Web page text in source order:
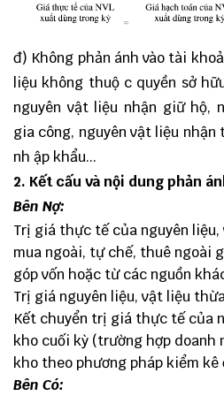
đ) Không phản ánh vào tài
liệu không thuộ c quyền sở
nguyên vật liệu nhận giữ hộ,
gia công, nguyên vật liệu
nh ập khẩu...
2. Kết cấu và nội dung phản
Bên Nợ:
Trị giá thực tế của nguyên
mua ngoài, tự chế, thuê ngoài
góp vốn hoặc từ các nguồn
Trị giá nguyên liệu, vật liệu
Kết chuyển trị giá thực tế của
kho cuối kỳ (trường hợp doanh
kho theo phương pháp kiểm kê
Bên Có: